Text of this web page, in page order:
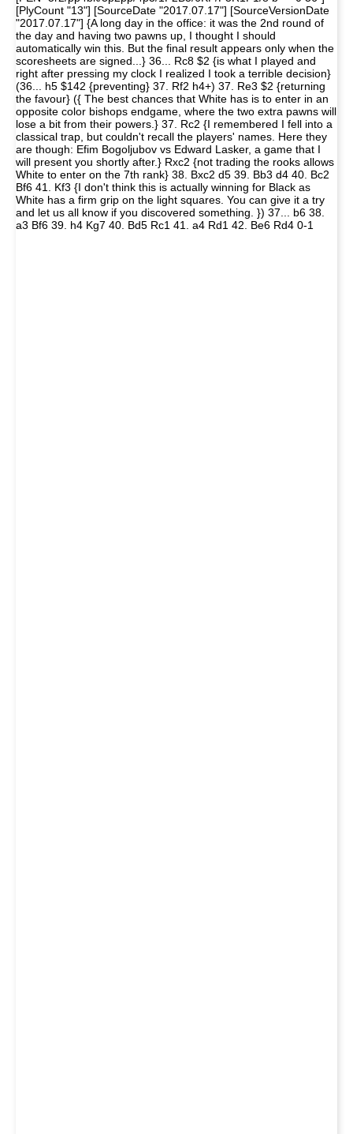
[PlyCount "13"] [SourceDate "2017.07.17"] [SourceVersionDate
"2017.07.17"] {A long day in the office: it was the 2nd round of
the day and having two pawns up, I thought I should
automatically win this. But the final result appears only when the
scoresheets are signed...} 36... Rc8 $2 {is what I played and
right after pressing my clock I realized I took a terrible decision}
(36... h5 $142 {preventing} 37. Rf2 h4+) 37. Re3 $2 {returning
the favour} ({ The best chances that White has is to enter in an
opposite color bishops endgame, where the two extra pawns will
lose a bit from their powers.} 37. Rc2 {I remembered I fell into a
classical trap, but couldn't recall the players' names. Here they
are though: Efim Bogoljubov vs Edward Lasker, a game that I
will present you shortly after.} Rxc2 {not trading the rooks allows
White to enter on the 7th rank} 38. Bxc2 d5 39. Bb3 d4 40. Bc2
Bf6 41. Kf3 {I don't think this is actually winning for Black as
White has a firm grip on the light squares. You can give it a try
and let us all know if you discovered something. }) 37... b6 38.
a3 Bf6 39. h4 Kg7 40. Bd5 Rc1 41. a4 Rd1 42. Be6 Rd4 0-1